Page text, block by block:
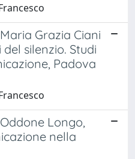
Grazia Ciani
silenzio. Studi
Padova
Longo,
nella